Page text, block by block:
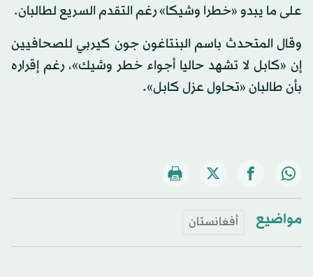
على ما يبدو «خطرا وشيكا» رغم التقدم السريع لطالبان.
وقال المتحدث باسم البنتاغون جون كيربي للصحافيين
إن «كابل لا تشهد حاليا أجواء خطر وشيك»، رغم إقراره
بأن طالبان «تحاول عزل كابل».
مواضيع أفغانستان